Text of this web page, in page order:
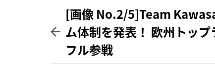
[画像 No.2/5]Team
ム体制を発表！ 欧州トッ
フル参戦